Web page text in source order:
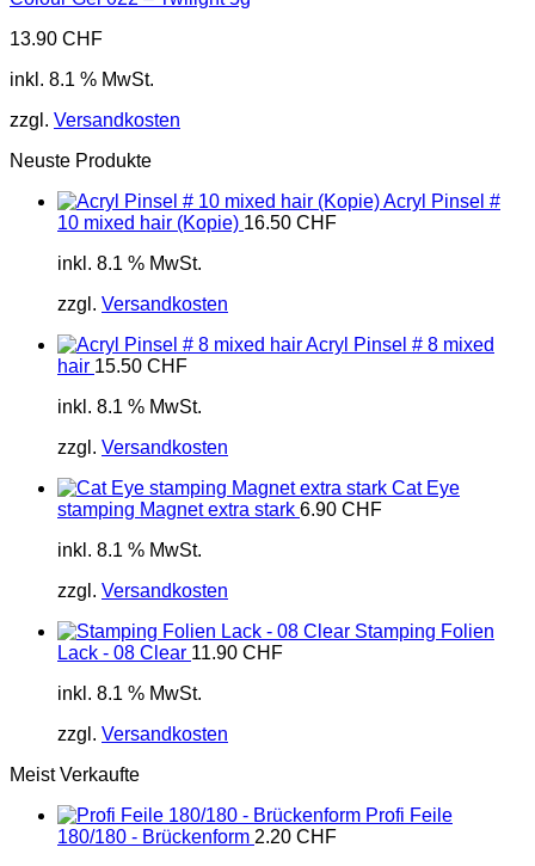
13.90 CHF
inkl. 8.1 % MwSt.
zzgl. Versandkosten
Neuste Produkte
Acryl Pinsel #
10 mixed hair (Kopie) 16.50 CHF
inkl. 8.1 % MwSt.
zzgl. Versandkosten
Acryl Pinsel # 8 mixed
hair 15.50 CHF
inkl. 8.1 % MwSt.
zzgl. Versandkosten
Cat Eye
stamping Magnet extra stark 6.90 CHF
inkl. 8.1 % MwSt.
zzgl. Versandkosten
Stamping Folien
Lack - 08 Clear 11.90 CHF
inkl. 8.1 % MwSt.
zzgl. Versandkosten
Meist Verkaufte
Profi Feile
180/180 - Brückenform 2.20 CHF